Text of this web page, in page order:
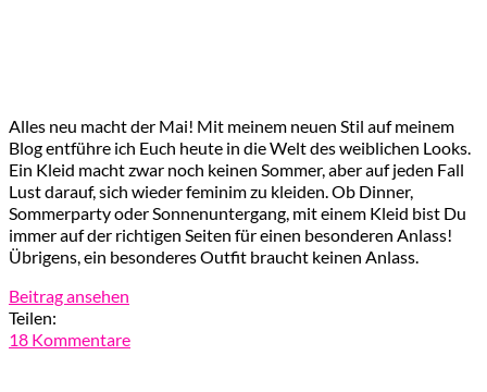
Alles neu macht der Mai! Mit meinem neuen Stil auf meinem
Blog entführe ich Euch heute in die Welt des weiblichen Looks.
Ein Kleid macht zwar noch keinen Sommer, aber auf jeden Fall
Lust darauf, sich wieder feminim zu kleiden. Ob Dinner,
Sommerparty oder Sonnenuntergang, mit einem Kleid bist Du
immer auf der richtigen Seiten für einen besonderen Anlass!
Übrigens, ein besonderes Outfit braucht keinen Anlass.
Beitrag ansehen
Teilen:
18 Kommentare